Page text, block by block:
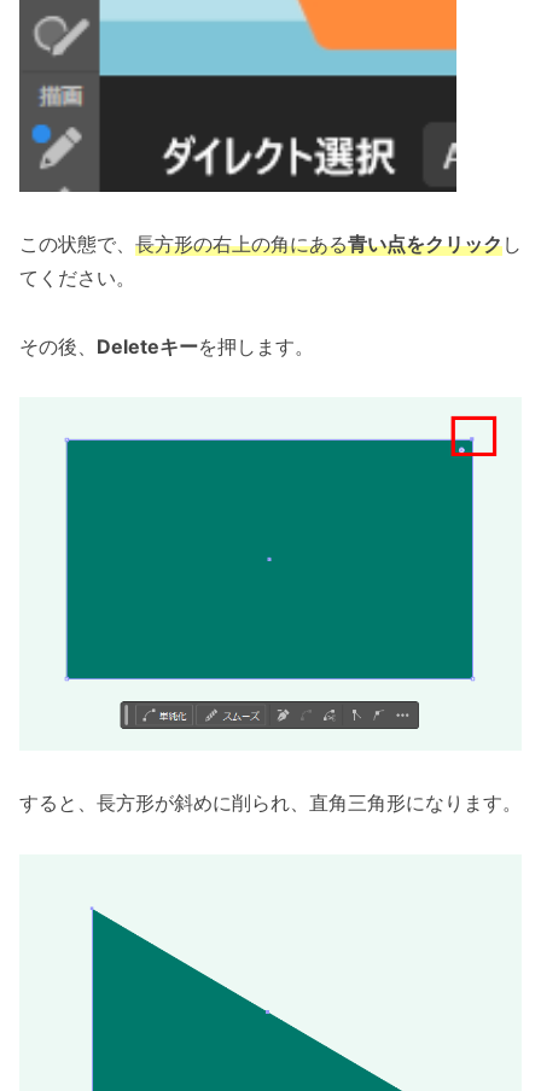
この状態で、 長方形の右上の角にある青い点をクリックし
てください。
その後、 Deleteキーを押します。
すると、長方形が斜めに削られ、直角三角形になります。